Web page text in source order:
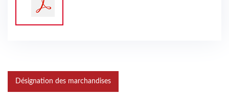
Désignation des marchandises